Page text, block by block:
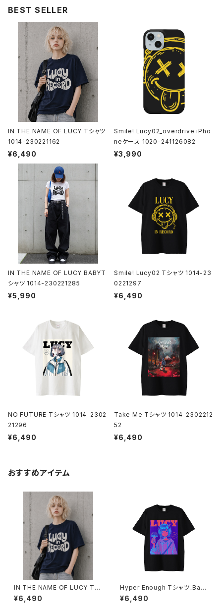
BEST SELLER
IN THE NAME OF LUCY Tシャツ
1014-230221162
¥6,490
Smile! Lucy02_overdrive iPho
neケース 1020-241126082
¥3,990
IN THE NAME OF LUCY BABYT
シャツ 1014-230221285
¥5,990
Smile! Lucy02 Tシャツ 1014-23
0221297
¥6,490
NO FUTURE Tシャツ 1014-2302
21296
¥6,490
Take Me Tシャツ 1014-2302212
52
¥6,490
おすすめアイテム
IN THE NAME OF LUCY Tシ
ャツ 1014-230221162
¥6,490
Hyper Enough Tシャツ_Bad
Trip 1014-230221243
¥6,490